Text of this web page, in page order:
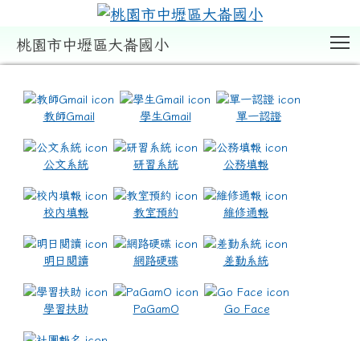
桃園市中壢區大崙國小
教師Gmail 學生Gmail 單一認證
公文系統 研習系統 公務填報
校內填報 教室預約 維修通報
明日閱讀 網路硬碟 差勤系統
學習扶助 PaGamO Go Face